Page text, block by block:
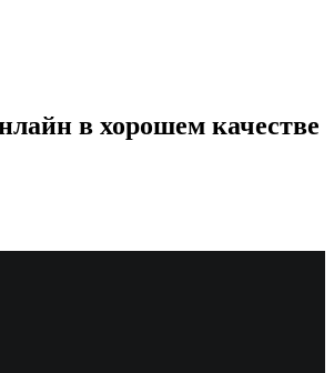
в хорошем качестве